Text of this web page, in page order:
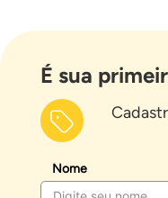
É sua
Nome